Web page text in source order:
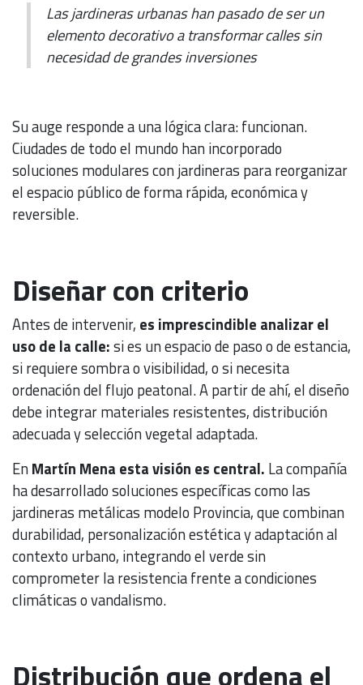
Las jardineras urbanas han pasado de ser un
elemento decorativo a transformar calles sin
necesidad de grandes inversiones
Su auge responde a una lógica clara: funcionan.
Ciudades de todo el mundo han incorporado
soluciones modulares con jardineras para reorganizar
el espacio público de forma rápida, económica y
reversible.
Diseñar con criterio
Antes de intervenir, es imprescindible analizar el
uso de la calle:si es un espacio de paso o de estancia,
si requiere sombra o visibilidad, o si necesita
ordenación del flujo peatonal. A partir de ahí, el diseño
debe integrar materiales resistentes, distribución
adecuada y selección vegetal adaptada.
EnMartín Mena esta visión es central. La compañía
ha desarrollado soluciones específicas como las
jardineras metálicas modelo Provincia, que combinan
durabilidad, personalización estética y adaptación al
contexto urbano, integrando el verde sin
comprometer la resistencia frente a condiciones
climáticas o vandalismo.
Distribución que ordena el